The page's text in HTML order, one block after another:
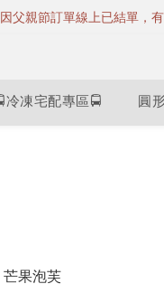
因父親節訂單線上已結單，
冷凍宅配專區🚍 圓